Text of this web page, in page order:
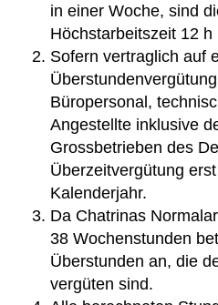
in einer Woche, sind
Höchstarbeitszeit 12 h
Sofern vertraglich auf
Büropersonal,
Angestellte inklusive
Grossbetrieben des
Überzeitvergütung
Kalenderjahr.
Da Chatrinas
38 Wochenstunden
Überstunden an, die
vergüten sind.